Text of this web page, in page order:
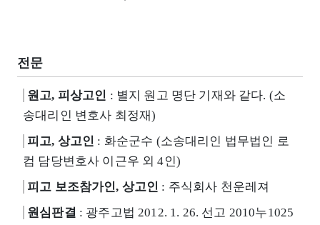
전문
원고, 피상고인 : 별지 원고 명단 기재와 같다. (소
송대리인 변호사 최정재)
피고, 상고인 : 화순군수 (소송대리인 법무법인 로
컴 담당변호사 이근우 외 4인)
피고 보조참가인, 상고인 : 주식회사 천운레져
원심판결 : 광주고법 2012. 1. 26. 선고 2010누1025